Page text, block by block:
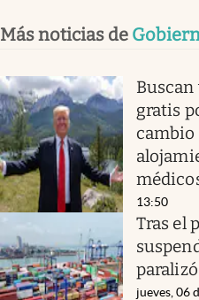
Más noticias de
gratis
cambio
13:50
Tras el
jueves, 06